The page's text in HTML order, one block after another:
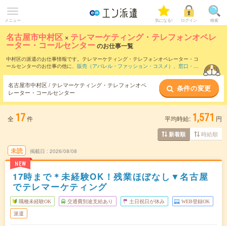
メニュー 気になる! ログイン 検索
名古屋市中村区 × テレマーケティング・テレフォンオペレ
ーター・コールセンターのお仕事一覧
中村区の派遣のお仕事情報です。テレマーケティング・テレフォンオペレーター・コ
ールセンターのお仕事の他に、 販売（アパレル・ファッション・コスメ） 、 窓口・シ
などのこだわり条件で絞り込ん
でいただけます。職種辞典：テレマーケティング・テレフォンオペレーター・コール
センターのお仕事とは？とは？
名古屋市中村区 / テレマーケティング・テレフォンオペ
レーター・コールセンター
条件の変更
全 17件 平均時給: 1,571 円
新着順 時給順
未読
NEW
掲載日 2026/08/08
17時まで＊未経験OK！残業ほぼなし▼名古屋
でテレマーケティング
職種未経験OK 交通費別途支給あり 土日祝日が休み WEB登録OK
派遣